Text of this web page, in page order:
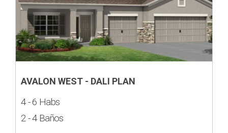
AVALON WEST - DALI PLAN
4 - 6 Habs
2 - 4 Baños